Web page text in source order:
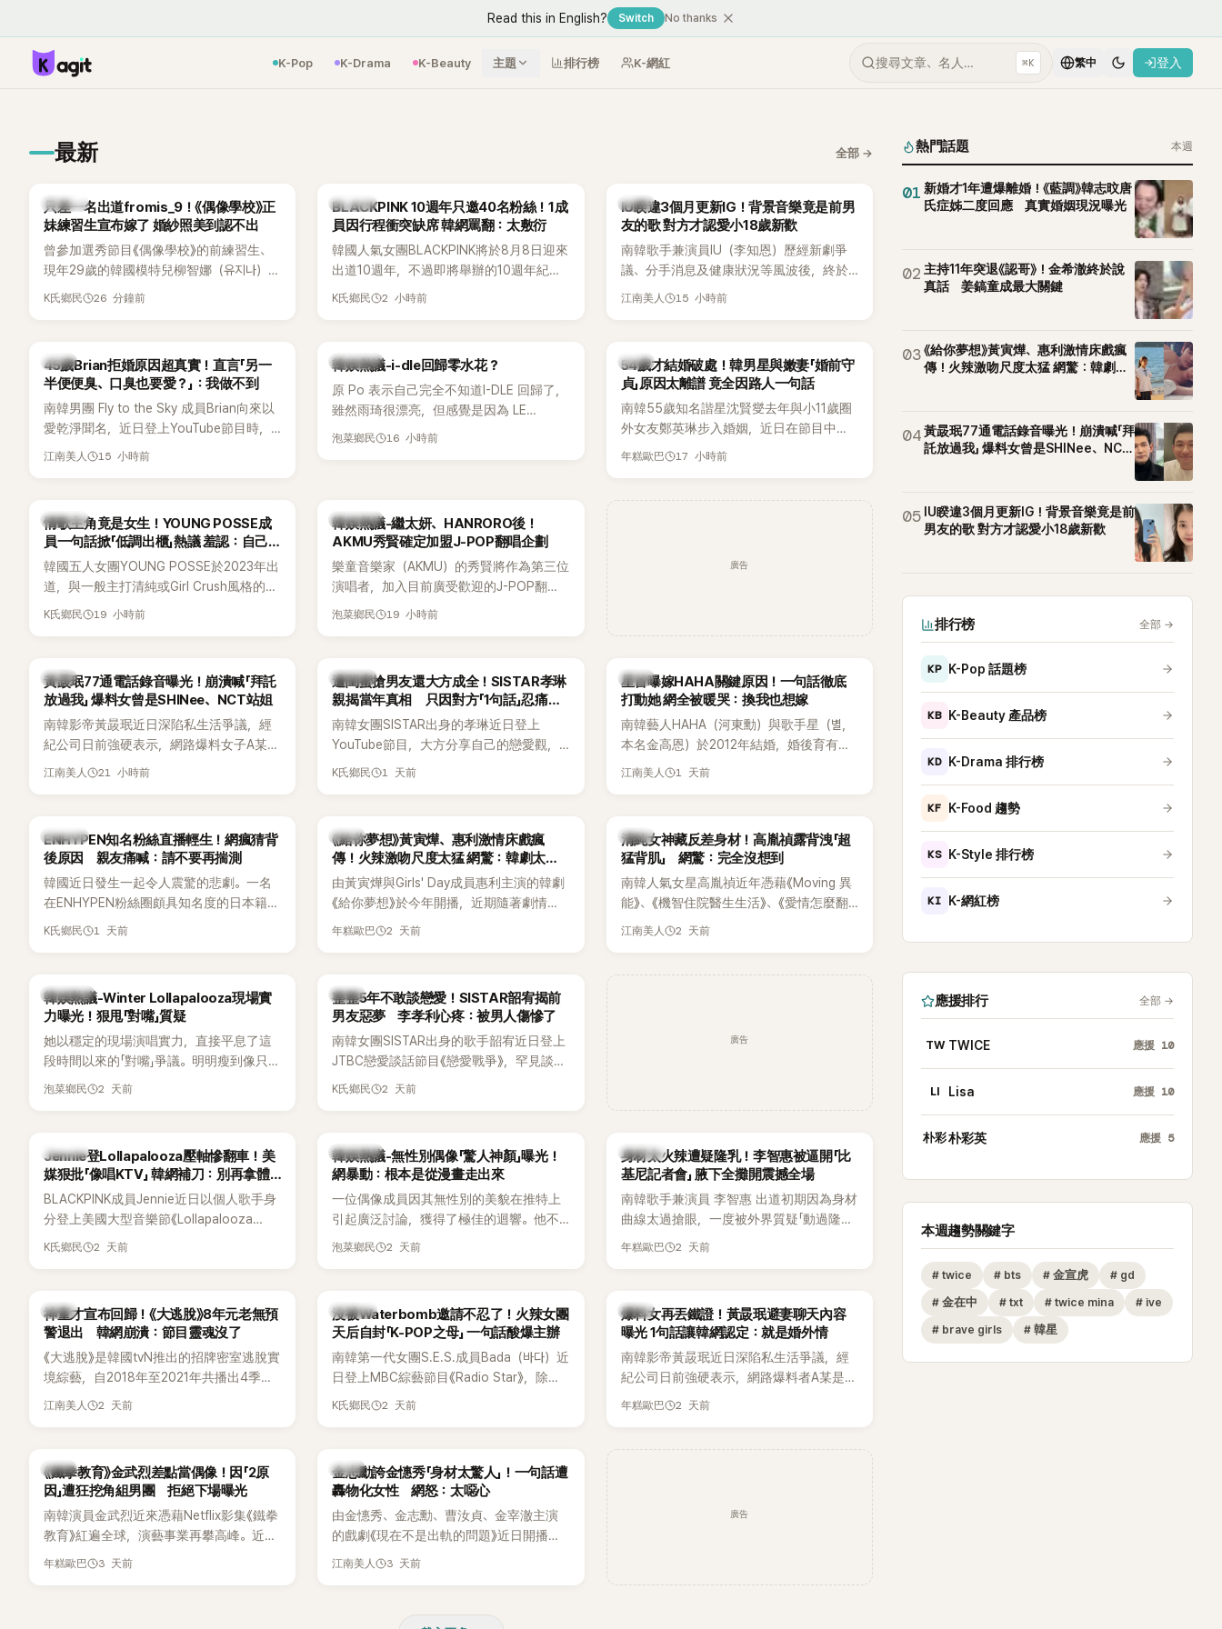
Read this in English? Switch No thanks
K-Pop K-Drama K-Beauty 主題 排行榜 K-網紅 搜尋文章、名人… ⌘K 繁中 登入
最新 全部 →
K-POP
只差一名出道fromis_9！《偶像學校》正
妹練習生宣布嫁了 婚紗照美到認不出
曾參加選秀節目《偶像學校》的前練習生、
現年29歲的韓國模特兒柳智娜（유지나），
近日無預警在社群平台公開一系列婚紗
K氏鄉民 26 分鐘前
K-POP
BLACKPINK 10週年只邀40名粉絲！1成
員因行程衝突缺席 韓網罵翻：太敷衍
韓國人氣女團BLACKPINK將於8月8日迎來
出道10週年，不過即將舉辦的10週年紀念
Meet & Greet活動，依舊無法看到四人合
絲熱議。
K氏鄉民 2 小時前
韓星
IU睽違3個月更新IG！背景音樂竟是前男
友的歌 對方才認愛小18歲新歡
南韓歌手兼演員IU（李知恩）歷經新劇爭
議、分手消息及健康狀況等風波後，終於
睽違3個月更新社群平台，一口氣曬出20
音樂，意外掀起韓網討論。
江南美人 15 小時前
韓星
45歲Brian拒婚原因超真實！直言「另一
半便便臭、口臭也要愛？」：我做不到
南韓男團 Fly to the Sky 成員Brian向來以
愛乾淨聞名，近日登上YouTube節目時，
再度談到自己的婚姻觀，直言無法理解「連
江南美人 15 小時前
熱議討論
韓娛熱議-i-dle回歸零水花？
原 Po 表示自己完全不知道I-DLE 回歸了，
雖然雨琦很漂亮，但感覺是因為 LE
SSERAFIM 和 aespa 佔據了市場。
泡菜鄉民 16 小時前
韓星
54歲才結婚破處！韓男星與嫩妻「婚前守
貞」原因太離譜 竟全因路人一句話
南韓55歲知名諧星沈賢燮去年與小11歲圈
外女友鄭英琳步入婚姻，近日在節目中分
享與妻子的戀愛故事，笑稱兩人原本想享
年糕歐巴 17 小時前
K-POP
情歌主角竟是女生！YOUNG POSSE成
員一句話掀「低調出櫃」熱議 羞認：自己
都不敢聽
韓國五人女團YOUNG POSSE於2023年出
道，與一般主打清純或Girl Crush風格的女
團不同，她們以濃厚的Hip-Hop元素、自
的音樂風格，在海外尤其是歐美市場累積
不少人氣，逐漸成為第五代女團中極具辨
識度的新生代代表之一。
K氏鄉民 19 小時前
熱議討論
韓娛熱議-繼太妍、HANRORO後！
AKMU秀賢確定加盟J-POP翻唱企劃
樂童音樂家（AKMU）的秀賢將作為第三位
演唱者，加入目前廣受歡迎的J-POP翻唱
企劃。繼太妍和Hanroro之後，秀賢已獲
泡菜鄉民 19 小時前
廣告
韓星
黃晸珉77通電話錄音曝光！崩潰喊「拜託
放過我」 爆料女曾是SHINee、NCT站姐
南韓影帝黃晸珉近日深陷私生活爭議，經
紀公司日前強硬表示，網路爆料女子A某涉
嫌長期跟蹤黃晸珉，已正式採取法律行
的單方面騷擾。如今，韓媒《Dispatch》再
曝光雙方77通電話的錄音內容，而A也首
度承認自己過去曾是SHINee、NCT等偶像
團體的「站姐」，事件持續延燒。
江南美人 21 小時前
K-POP
遭閨蜜搶男友還大方成全！SISTAR孝琳
親揭當年真相 只因對方「1句話」忍痛放
手
南韓女團SISTAR出身的孝琳近日登上
YouTube節目，大方分享自己的戀愛觀，
更首度坦承過去曾遭最好的朋友搶走男
K氏鄉民 1 天前
韓星
星首曝嫁HAHA關鍵原因！一句話徹底
打動她 網全被暖哭：換我也想嫁
南韓藝人HAHA（河東勳）與歌手星（별，
本名金高恩）於2012年結婚，婚後育有兩
子一女，一家五口生活幸福美滿，也是韓
步入婚姻的最大理由。
江南美人 1 天前
K-POP
ENHYPEN知名粉絲直播輕生！網瘋猜背
後原因 親友痛喊：請不要再揣測
韓國近日發生一起令人震驚的悲劇。一名
在ENHYPEN粉絲圈頗具知名度的日本籍女
粉絲，日前在TikTok直播期間輕生，最終
止揣測，盼逝者安息。
K氏鄉民 1 天前
韓劇
《給你夢想》黃寅燁、惠利激情床戲瘋
傳！火辣激吻尺度太猛 網驚：韓劇太敢
拍
由黃寅燁與Girls' Day成員惠利主演的韓劇
《給你夢想》於今年開播，近期隨著劇情進
入高潮，男女主角的感情線快速升溫。最
年糕歐巴 2 天前
韓星
清純女神藏反差身材！高胤禎露背洩「超
猛背肌」 網驚：完全沒想到
南韓人氣女星高胤禎近年憑藉《Moving 異
能》、《機智住院醫生生活》、《愛情怎麼翻
譯？》、《努力克服自卑的我們》等多部熱門
與肩膀線條，反差感十足，讓不少網友看
江南美人 2 天前
熱議討論
韓娛熱議-Winter Lollapalooza現場實
力曝光！狠甩「對嘴」質疑
她以穩定的現場演唱實力，直接平息了這
段時間以來的「對嘴」爭議。明明瘦到像只剩
骨頭，怎麼還能唱出這麼驚人的爆發力和
泡菜鄉民 2 天前
韓星
整整5年不敢談戀愛！SISTAR韶宥揭前
男友惡夢 李孝利心疼：被男人傷慘了
南韓女團SISTAR出身的歌手韶宥近日登上
JTBC戀愛談話節目《戀愛戰爭》，罕見談及
自己的感情生活，不僅坦言已經整整5年沒
K氏鄉民 2 天前
廣告
K-POP
Jennie登Lollapalooza壓軸慘翻車！美
媒狠批「像唱KTV」 韓網補刀：別再拿體
力當藉口
BLACKPINK成員Jennie近日以個人歌手身
分登上美國大型音樂節《Lollapalooza
Chicago》主舞台，不僅成為首位擔任該音
遭部分網友質疑，就連美國當地媒體也毫
不留情給出負評，甚至形容整場演出「就像
一場豪華KTV」。
K氏鄉民 2 天前
熱議討論
韓娛熱議-無性別偶像「驚人神顏」曝光！
網暴動：根本是從漫畫走出來
一位偶像成員因其無性別的美貌在推特上
引起廣泛討論，獲得了極佳的迴響。他不
僅外型出眾，舞技也備受讚譽。
泡菜鄉民 2 天前
K-POP
身材太火辣遭疑隆乳！李智惠被逼開「比
基尼記者會」 腋下全攤開震撼全場
南韓歌手兼演員 李智惠 出道初期因為身材
曲線太過搶眼，一度被外界質疑「動過隆乳
手術」，最後甚至被公司安排親上火線，召
口回憶這段「隆乳疑雲黑歷史」，話題再度被
翻出來熱議。 2日播出的 SBS 綜藝節目
《我的經紀人太難搞－秘書鎮》，邀請同時
兼顧工作與育兒的演藝圈代表「媽媽群」
——李智惠、李賢怡、李恩亨，以第13位
手術嗎？」一貫犀利又不留情的問法，讓現
年糕歐巴 2 天前
韓星
神童才宣布回歸！《大逃脫》8年元老無預
警退出 韓網崩潰：節目靈魂沒了
《大逃脫》是韓國tvN推出的招牌密室逃脫實
境綜藝，自2018年至2021年共播出4季，
由鄭鍾淵PD打造完整的「大逃脫宇宙
江南美人 2 天前
K-POP
沒被Waterbomb邀請不忍了！火辣女團
天后自封「K-POP之母」 一句話酸爆主辦
南韓第一代女團S.E.S.成員Bada（바다）近
日登上MBC綜藝節目《Radio Star》，除了
分享近況，還罕見公開向夏季音樂節
根本只是懂了皮毛。」一番話笑翻全場，也
引發網友熱議。
K氏鄉民 2 天前
韓星
爆料女再丟鐵證！黃晸珉避妻聊天內容
曝光 1句話讓韓網認定：就是婚外情
南韓影帝黃晸珉近日深陷私生活爭議，經
紀公司日前強硬表示，網路爆料者A某是涉
嫌長期跟蹤黃晸珉的嫌疑人，已採取法律
年糕歐巴 2 天前
韓星
《鐵拳教育》金武烈差點當偶像！因「2原
因」遭狂挖角組男團 拒絕下場曝光
南韓演員金武烈近來憑藉Netflix影集《鐵拳
教育》紅遍全球，演藝事業再攀高峰。近日
被爆出一段鮮為人知的出道祕辛，原來他
年糕歐巴 3 天前
韓星
金志勳誇金憓秀「身材太驚人」！一句話遭
轟物化女性 網怒：太噁心
由金憓秀、金志勳、曹汝貞、金宰澈主演
的戲劇《現在不是出軌的問題》近日開播，
為宣傳新作品，四位主演一同出演
江南美人 3 天前
廣告
熱門話題 本週
01 新婚才1年遭爆離婚！《藍調》韓志旼唐
氏症姊二度回應 真實婚姻現況曝光
02 主持11年突退《認哥》！金希澈終於說
真話 姜鎬童成最大關鍵
03《給你夢想》黃寅燁、惠利激情床戲瘋
傳！火辣激吻尺度太猛 網驚：韓劇太
04黃晸珉77通電話錄音曝光！崩潰喊「拜
託放過我」 爆料女曾是SHINee、NCT
05 IU睽違3個月更新IG！背景音樂竟是前
男友的歌 對方才認愛小18歲新歡
排行榜 全部 →
KP K-Pop 話題榜
KB K-Beauty 產品榜
KD K-Drama 排行榜
KF K-Food 趨勢
KS K-Style 排行榜
KI K-網紅榜
應援排行 全部 →
TW TWICE 應援 10
LI Lisa 應援 10
朴彩朴彩英 應援 5
本週趨勢關鍵字
# twice # bts # 金宣虎 # gd
# 金在中 # txt # twice mina # ive
# brave girls # 韓星